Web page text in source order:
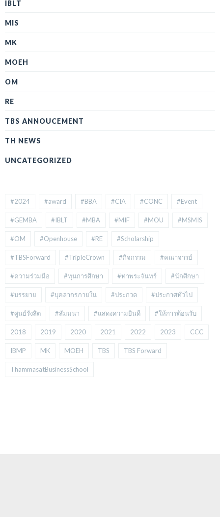
IBLT
MIS
MK
MOEH
OM
RE
TBS ANNOUCEMENT
TH NEWS
UNCATEGORIZED
#2024 #award #BBA #CIA #CONC #Event
#GEMBA #IBLT #MBA #MIF #MOU #MSMIS
#OM #Openhouse #RE #Scholarship
#TBSForward #TripleCrown #กิจกรรม #คณาจารย์
#ความร่วมมือ #ทุนการศึกษา #ท่าพระจันทร์ #นักศึกษา
#บรรยาย #บุคลากรภายใน #ประกวด #ประกาศทั่วไป
#ศูนย์รังสิต #สัมมนา #แสดงความยินดี #ให้การต้อนรับ
2018 2019 2020 2021 2022 2023 CCC
IBMP MK MOEH TBS TBS Forward
ThammasatBusinessSchool